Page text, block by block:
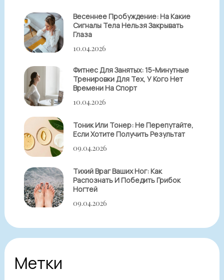
Весеннее Пробуждение: На Какие
Сигналы Тела Нельзя Закрывать
Глаза
10.04.2026
Фитнес Для Занятых: 15-Минутные
Тренировки Для Тех, У Кого Нет
Времени На Спорт
10.04.2026
Тоник Или Тонер: Не Перепутайте,
Если Хотите Получить Результат
09.04.2026
Тихий Враг Ваших Ног: Как
Распознать И Победить Грибок
Ногтей
09.04.2026
Метки